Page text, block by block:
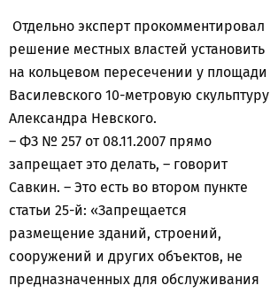
Отдельно эксперт прокомментировал
решение местных властей установить
на кольцевом пересечении у площади
Василевского 10-метровую скульптуру
Александра Невского.
– ФЗ № 257 от 08.11.2007 прямо
запрещает это делать, – говорит
Савкин. – Это есть во втором пункте
статьи 25-й: «Запрещается
размещение зданий, строений,
сооружений и других объектов, не
предназначенных для обслуживания